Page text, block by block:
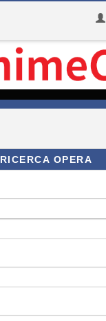
RICERCA OPERA